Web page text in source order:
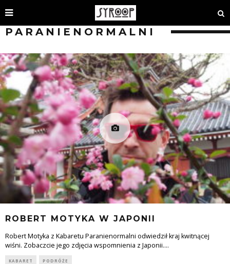
PARANIENORMALNI
ROBERT MOTYKA W JAPONII
Robert Motyka z Kabaretu Paranienormalni odwiedził kraj kwitnącej
wiśni. Zobaczcie jego zdjęcia wspomnienia z Japonii....
KABARET PODRÓŻE